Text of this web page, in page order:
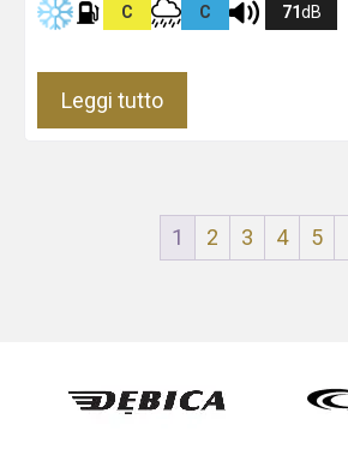
C C 71dB
Leggi tutto
1 2 3 4 5